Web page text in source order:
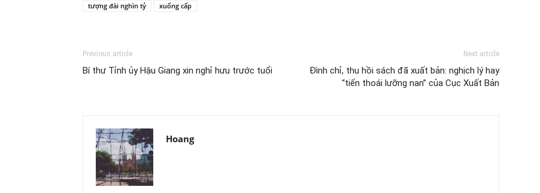
tượng đài nghìn tỷ
xuống cấp
Previous article
Bí thư Tỉnh ủy Hậu Giang xin nghỉ hưu trước tuổi
Next article
Đình chỉ, thu hồi sách đã xuất bản: nghịch lý hay
“tiến thoái lưỡng nan” của Cục Xuất Bản
Hoang